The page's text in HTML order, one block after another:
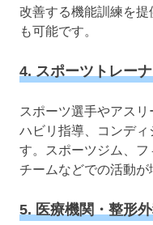
改善する機能訓練を
も可能です。
4. スポーツトレー
スポーツ選手やアス
ハビリ指導、コンディ
す。スポーツジム、
チームなどでの活動が
5. 医療機関・整形